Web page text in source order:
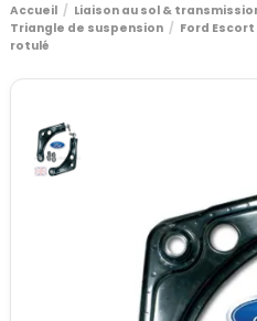
Accueil Liaison au sol &
Triangle de suspension
Ford
rotulé